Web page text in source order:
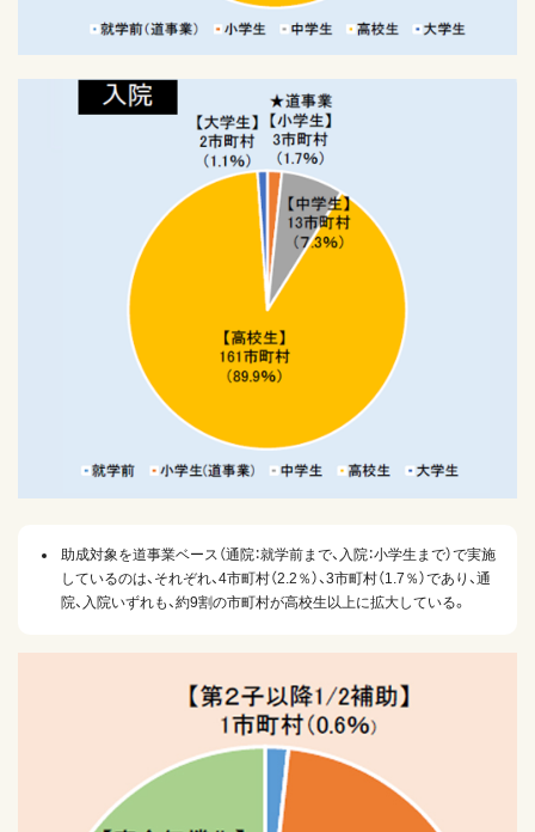
助成対象を道事業ベース（通院：就学前まで、入院：小学生まで）で実施
しているのは、それぞれ、4市町村（2.2％）、3市町村（1.7％）であり、通
院、入院いずれも、約9割の市町村が高校生以上に拡大している。